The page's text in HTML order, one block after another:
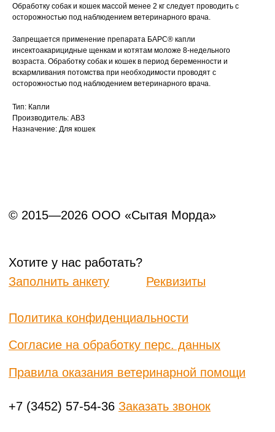
Обработку собак и кошек массой менее 2 кг следует проводить с
осторожностью под наблюдением ветеринарного врача.
Запрещается применение препарата БАРС® капли
инсектоакарицидные щенкам и котятам моложе 8-недельного
возраста. Обработку собак и кошек в период беременности и
вскармливания потомства при необходимости проводят с
осторожностью под наблюдением ветеринарного врача.
Тип: Капли
Производитель: АВЗ
Назначение: Для кошек